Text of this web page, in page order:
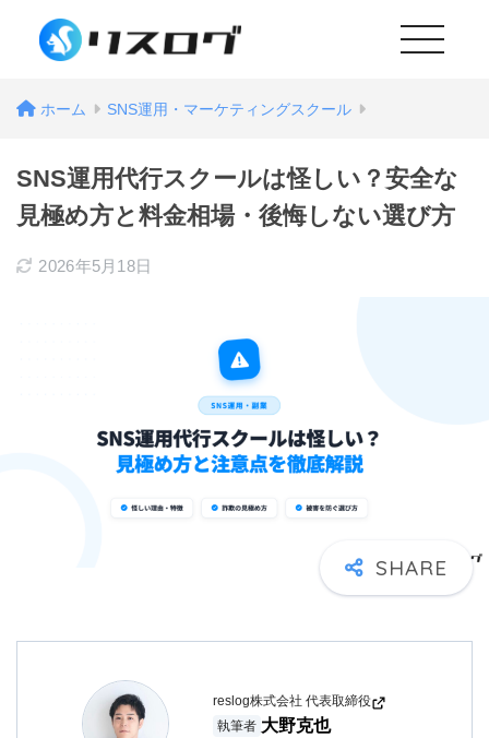
MENU
ホーム SNS運用・マーケティングスクール
SNS運用代行スクールは怪しい？安全な
見極め方と料金相場・後悔しない選び方
2026年5月18日
reslog株式会社 代表取締役
執筆者 大野克也